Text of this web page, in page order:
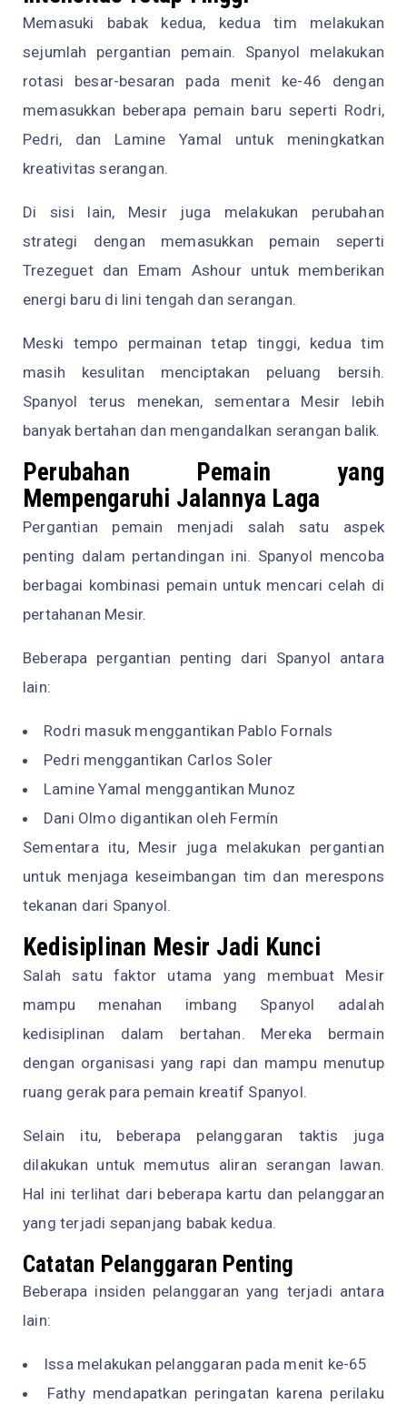
Memasuki babak kedua, kedua tim melakukan
sejumlah pergantian pemain. Spanyol melakukan
rotasi besar-besaran pada menit ke-46 dengan
memasukkan beberapa pemain baru seperti Rodri,
Pedri, dan Lamine Yamal untuk meningkatkan
kreativitas serangan.
Di sisi lain, Mesir juga melakukan perubahan
strategi dengan memasukkan pemain seperti
Trezeguet dan Emam Ashour untuk memberikan
energi baru di lini tengah dan serangan.
Meski tempo permainan tetap tinggi, kedua tim
masih kesulitan menciptakan peluang bersih.
Spanyol terus menekan, sementara Mesir lebih
banyak bertahan dan mengandalkan serangan balik.
Perubahan Pemain yang
Mempengaruhi Jalannya Laga
Pergantian pemain menjadi salah satu aspek
penting dalam pertandingan ini. Spanyol mencoba
berbagai kombinasi pemain untuk mencari celah di
pertahanan Mesir.
Beberapa pergantian penting dari Spanyol antara
lain:
Rodri masuk menggantikan Pablo Fornals
Pedri menggantikan Carlos Soler
Lamine Yamal menggantikan Munoz
Dani Olmo digantikan oleh Fermín
Sementara itu, Mesir juga melakukan pergantian
untuk menjaga keseimbangan tim dan merespons
tekanan dari Spanyol.
Kedisiplinan Mesir Jadi Kunci
Salah satu faktor utama yang membuat Mesir
mampu menahan imbang Spanyol adalah
kedisiplinan dalam bertahan. Mereka bermain
dengan organisasi yang rapi dan mampu menutup
ruang gerak para pemain kreatif Spanyol.
Selain itu, beberapa pelanggaran taktis juga
dilakukan untuk memutus aliran serangan lawan.
Hal ini terlihat dari beberapa kartu dan pelanggaran
yang terjadi sepanjang babak kedua.
Catatan Pelanggaran Penting
Beberapa insiden pelanggaran yang terjadi antara
lain:
Issa melakukan pelanggaran pada menit ke-65
Fathy mendapatkan peringatan karena perilaku